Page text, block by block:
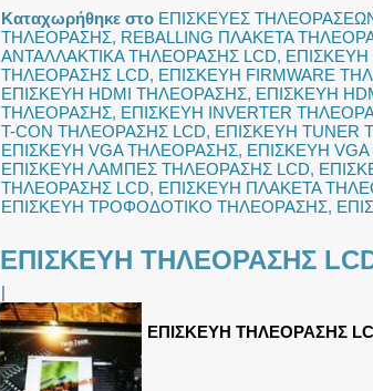
Καταχωρήθηκε στο ΕΠΙΣΚΕΥΕΣ
ΤΗΛΕΟΡΑΣΗΣ, REBALLING ΠΛΑΚΕΤΑ
ΑΝΤΑΛΛΑΚΤΙΚΑ ΤΗΛΕΟΡΑΣΗΣ LCD, ΕΠΙΣΚΕΥΗ
ΤΗΛΕΟΡΑΣΗΣ LCD, ΕΠΙΣΚΕΥΗ FIRMWARE
ΕΠΙΣΚΕΥΗ HDMI ΤΗΛΕΟΡΑΣΗΣ, ΕΠΙΣΚΕΥΗ
ΤΗΛΕΟΡΑΣΗΣ, ΕΠΙΣΚΕΥΗ INVERTER
T-CON ΤΗΛΕΟΡΑΣΗΣ LCD, ΕΠΙΣΚΕΥΗ TUNER
ΕΠΙΣΚΕΥΗ VGA ΤΗΛΕΟΡΑΣΗΣ, ΕΠΙΣΚΕΥΗ
ΕΠΙΣΚΕΥΗ ΛΑΜΠΕΣ ΤΗΛΕΟΡΑΣΗΣ LCD,
ΤΗΛΕΟΡΑΣΗΣ LCD, ΕΠΙΣΚΕΥΗ ΠΛΑΚΕΤΑ
ΕΠΙΣΚΕΥΗ ΤΡΟΦΟΔΟΤΙΚΟ ΤΗΛΕΟΡΑΣΗΣ,
ΕΠΙΣΚΕΥΗ ΤΗΛΕΟΡΑΣΗΣ
|
ΕΠΙΣΚΕΥΗ ΤΗΛΕΟΡΑΣΗΣ